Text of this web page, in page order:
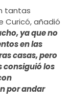
tantas
Curicó, añadió
ya que no
en las
casas, pero
consiguió los
por andar